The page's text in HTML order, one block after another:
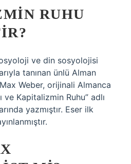
RUHU
ve din sosyolojisi
tanınan ünlü Alman
Weber, orijinali Almanca
ve Kapitalizmin Ruhu” adlı
yazmıştır. Eser ilk